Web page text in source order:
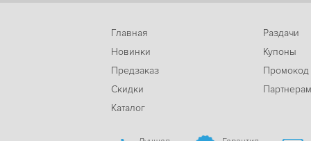
Главная
Новинки
Предзаказ
Скидки
Каталог
Раздачи
Купоны
Промокод